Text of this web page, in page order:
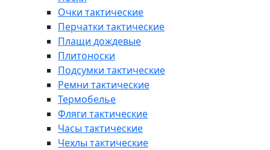
Очки тактические
Перчатки тактические
Плащи дождевые
Плитоноски
Подсумки тактические
Ремни тактические
Термобелье
Фляги тактические
Часы тактические
Чехлы тактические